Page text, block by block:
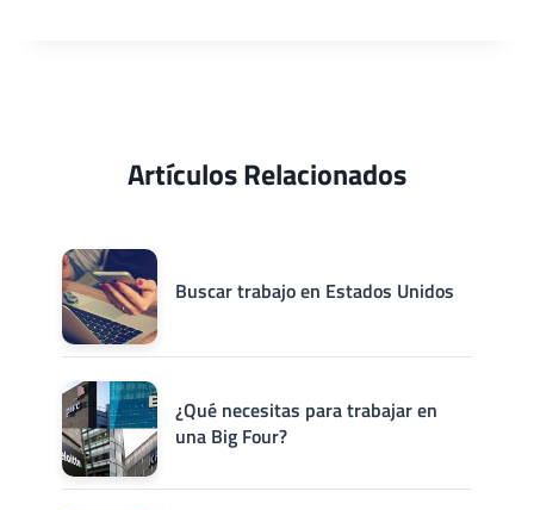
Artículos Relacionados
Buscar trabajo en Estados Unidos
¿Qué necesitas para trabajar en
una Big Four?